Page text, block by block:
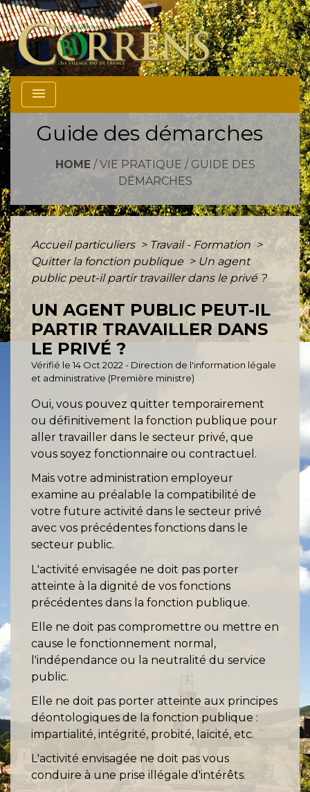
menu
Guide des démarches
HOME/ VIE PRATIQUE / GUIDE DES
DÉMARCHES
Accueil particuliers > Travail - Formation >
Quitter la fonction publique > Un agent
public peut-il partir travailler dans le privé ?
UN AGENT PUBLIC PEUT-IL
PARTIR TRAVAILLER DANS
LE PRIVÉ ?
Vérifié le 14 Oct 2022 - Direction de l'information légale
et administrative (Première ministre)
Oui, vous pouvez quitter temporairement
ou définitivement la fonction publique pour
aller travailler dans le secteur privé, que
vous soyez fonctionnaire ou contractuel.
Mais votre administration employeur
examine au préalable la compatibilité de
votre future activité dans le secteur privé
avec vos précédentes fonctions dans le
secteur public.
L'activité envisagée ne doit pas porter
atteinte à la dignité de vos fonctions
précédentes dans la fonction publique.
Elle ne doit pas compromettre ou mettre en
cause le fonctionnement normal,
l'indépendance ou la neutralité du service
public.
Elle ne doit pas porter atteinte aux principes
déontologiques de la fonction publique :
impartialité, intégrité, probité, laïcité, etc.
L'activité envisagée ne doit pas vous
conduire à une prise illégale d'intérêts.